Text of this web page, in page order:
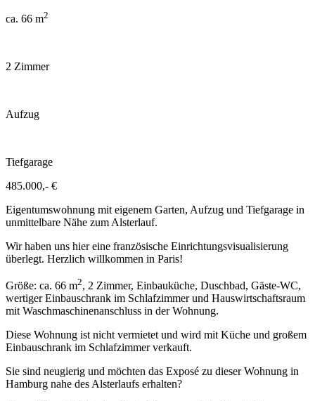
ca. 66 m2
2 Zimmer
Aufzug
Tiefgarage
485.000,- €
Eigentumswohnung mit eigenem Garten, Aufzug und Tiefgarage in
unmittelbare Nähe zum Alsterlauf.
Wir haben uns hier eine französische Einrichtungsvisualisierung
überlegt. Herzlich willkommen in Paris!
Größe: ca. 66 m2, 2 Zimmer, Einbauküche, Duschbad, Gäste-WC,
wertiger Einbauschrank im Schlafzimmer und Hauswirtschaftsraum
mit Waschmaschinenanschluss in der Wohnung.
Diese Wohnung ist nicht vermietet und wird mit Küche und großem
Einbauschrank im Schlafzimmer verkauft.
Sie sind neugierig und möchten das Exposé zu dieser Wohnung in
Hamburg nahe des Alsterlaufs erhalten?